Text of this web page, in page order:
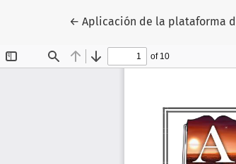
← Volver a los detalles del
Aplicación de la plataforma